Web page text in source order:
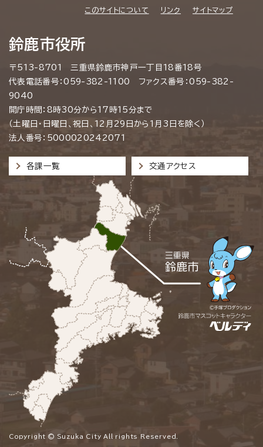
このサイトについて リンク サイトマップ
鈴鹿市役所
〒513-8701 三重県鈴鹿市神戸一丁目18番18号
代表電話番号：059-382-1100 ファクス番号：059-382-
9040
開庁時間：8時30分から17時15分まで
（土曜日・日曜日、祝日、12月29日から1月3日を除く）
法人番号：5000020242071
各課一覧 交通アクセス
Copyright © Suzuka City All rights Reserved.